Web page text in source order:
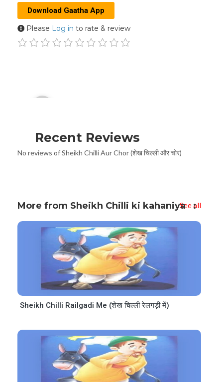
Download Gaatha App
Please Log in to rate & review
Player
Recent Reviews
No reviews of Sheikh Chilli Aur Chor (शेख चिल्ली और चोर)
More from Sheikh Chilli ki kahaniyaSee all
Sheikh Chilli Railgadi Me (शेख चिल्ली रेलगड़ी में)